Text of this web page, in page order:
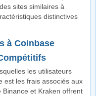
sites similaires à
distinctives
à Coinbase
les utilisateurs
est les frais associés aux
et Kraken offrent